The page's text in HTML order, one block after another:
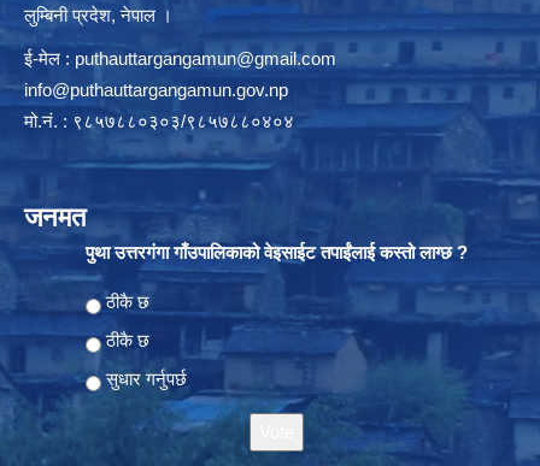
लुम्बिनी प्रदेश, नेपाल ।
ई-मेल : puthauttargangamun@gmail.com
info@puthauttargangamun.gov.np
मो.नं. : ९८५७८८०३०३/९८५७८८०४०४
जनमत
पुथा उत्तरगंगा गाँउपालिकाको वेइसाईट तपाईंलाई कस्तो लाग्छ ?
Choices
ठीकै छ
ठीकै छ
सुधार गर्नुपर्छ